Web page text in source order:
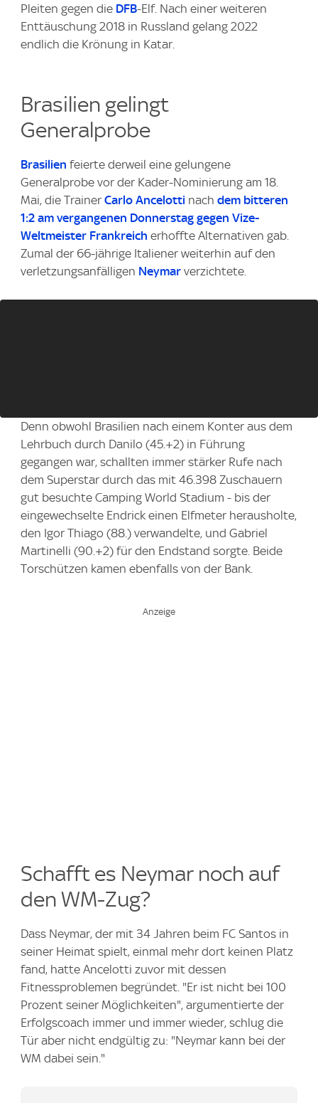
Pleiten gegen die DFB-Elf. Nach einer weiteren
Enttäuschung 2018 in Russland gelang 2022
endlich die Krönung in Katar.
Brasilien gelingt
Generalprobe
Brasilien feierte derweil eine gelungene
Generalprobe vor der Kader-Nominierung am 18.
Mai, die Trainer Carlo Ancelotti nach dem bitteren
1:2 am vergangenen Donnerstag gegen Vize-
Weltmeister Frankreich erhoffte Alternativen gab.
Zumal der 66-jährige Italiener weiterhin auf den
verletzungsanfälligen Neymar verzichtete.
Denn obwohl Brasilien nach einem Konter aus dem
Lehrbuch durch Danilo (45.+2) in Führung
gegangen war, schallten immer stärker Rufe nach
dem Superstar durch das mit 46.398 Zuschauern
gut besuchte Camping World Stadium - bis der
eingewechselte Endrick einen Elfmeter herausholte,
den Igor Thiago (88.) verwandelte, und Gabriel
Martinelli (90.+2) für den Endstand sorgte. Beide
Torschützen kamen ebenfalls von der Bank.
Schafft es Neymar noch auf
den WM-Zug?
Dass Neymar, der mit 34 Jahren beim FC Santos in
seiner Heimat spielt, einmal mehr dort keinen Platz
fand, hatte Ancelotti zuvor mit dessen
Fitnessproblemen begründet. "Er ist nicht bei 100
Prozent seiner Möglichkeiten", argumentierte der
Erfolgscoach immer und immer wieder, schlug die
Tür aber nicht endgültig zu: "Neymar kann bei der
WM dabei sein."